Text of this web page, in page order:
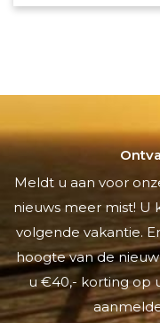
Meldt u aan voor
nieuws meer mist! U
volgende vakantie.
hoogte van de
u €40,- korting op